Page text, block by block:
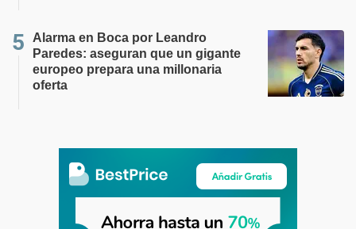
Alarma en Boca por Leandro
Paredes: aseguran que un gigante
europeo prepara una millonaria
oferta